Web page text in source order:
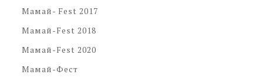
Мамай- Fest 2017
Мамай-Fest 2018
Мамай-Fest 2020
Мамай-Фест